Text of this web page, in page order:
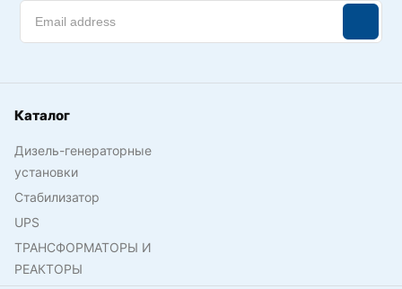
Каталог
Дизель-генераторные
установки
Стабилизатор
UPS
ТРАНСФОРМАТОРЫ И
РЕАКТОРЫ